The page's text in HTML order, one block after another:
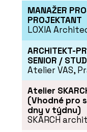
MANAŽER
PROJEKTANT
LOXIA
ARCHITEKT-
SENIOR /
Atelier VAS,
Atelier
(Vhodné pro
dny v týdnu)
SKARCH